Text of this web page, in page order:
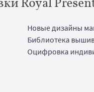
Новые дизайны
Библиотека
Оцифровка